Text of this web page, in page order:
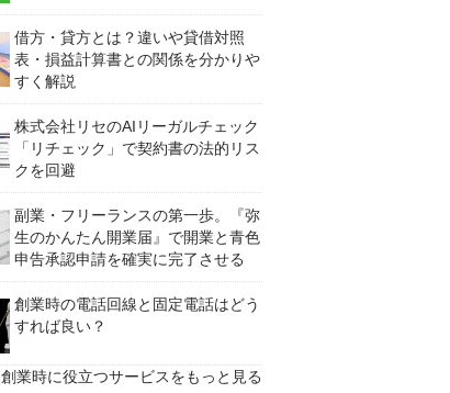
借方・貸方とは？違いや貸借対照
表・損益計算書との関係を分かりや
すく解説
株式会社リセのAIリーガルチェック
「リチェック」で契約書の法的リス
クを回避
副業・フリーランスの第一歩。『弥
生のかんたん開業届』で開業と青色
申告承認申請を確実に完了させる
創業時の電話回線と固定電話はどう
すれば良い？
創業時に役立つサービスをもっと見る